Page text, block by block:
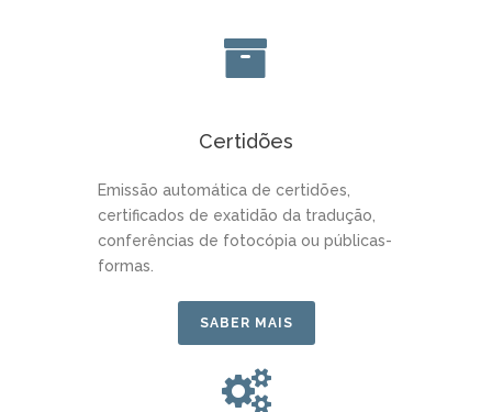
Certidões
Emissão automática de certidões,
certificados de exatidão da tradução,
conferências de fotocópia ou públicas-
formas.
SABER MAIS